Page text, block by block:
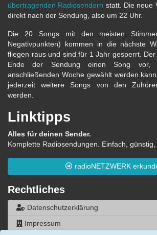
übertragenden Radiosendern statt. Die neue
direkt nach der Sendung, also um 22 Uhr.
Die 20 Songs mit den meisten
Negativpunkten) kommen in die nächste
fliegen raus und sind für 1 Jahr gesperrt.
Ende der Sendung einen Song
anschließenden Woche gewählt werden
jederzeit weitere Songs von den
werden.
Linktipps
Alles für deinen Sender.
Komplette Radiosendungen. Einfach, günstig,
radioNETZWERK
Rechtliches
Datenschutzerklärung
Impressum